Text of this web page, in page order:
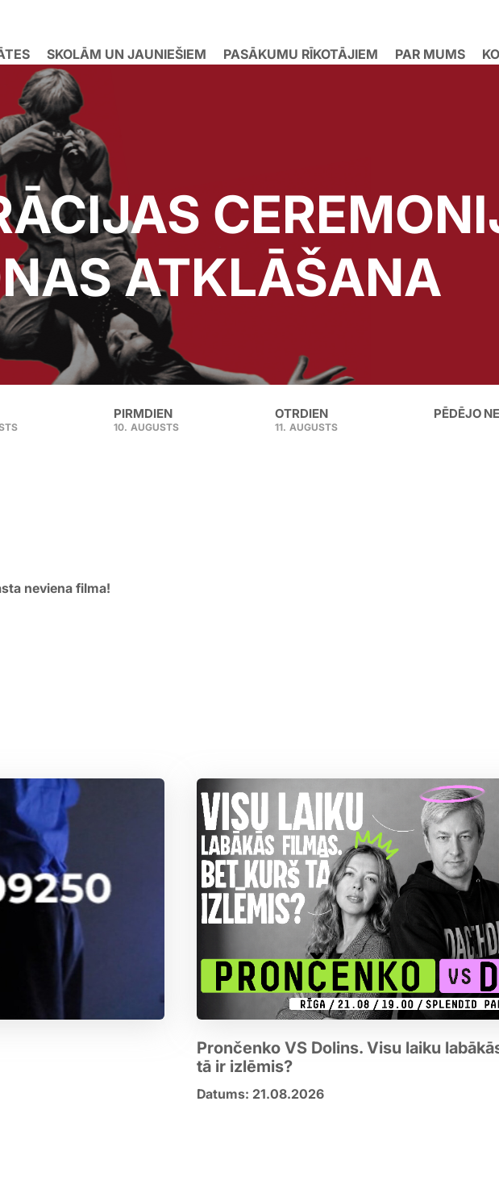
SKOLĀM UN JAUNIEŠIEM PASĀKUMU RĪKOTĀJIEM PAR MUMS
GARDEN
16. un 27. augustā
PIRMDIEN
10. AUGUSTS
OTRDIEN
11. AUGUSTS
PĒDĒJO
neviena filma!
Prončenko VS Dolins. Visu laiku
tā ir izlēmis?
Datums: 21.08.2026